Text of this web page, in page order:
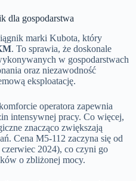
dla gospodarstwa
marki Kubota, który
. To sprawia, że doskonale
w gospodarstwach
oraz niezawodność
eksploatację.
operatora zapewnia
intensywnej pracy. Co więcej,
znacząco zwiększają
Cena M5-112 zaczyna się od
czerwiec 2024), co czyni go
o zbliżonej mocy.